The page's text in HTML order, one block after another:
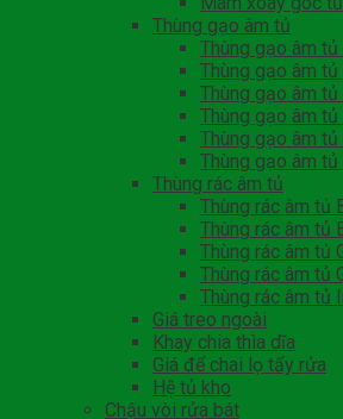
Thùng gạo âm tủ
Thùng gạo âm tủ
Thùng gạo âm tủ
Thùng gạo âm
Thùng gạo âm tủ
Thùng gạo âm tủ
Thùng gạo âm tủ
Thùng rác âm tủ
Thùng rác âm tủ
Thùng rác âm tủ
Thùng rác âm tủ
Thùng rác âm tủ
Thùng rác âm tủ
Giá treo ngoài
Khay chia thìa dĩa
Giá để chai lọ tẩy rửa
Hệ tủ kho
Chậu vòi rửa bát